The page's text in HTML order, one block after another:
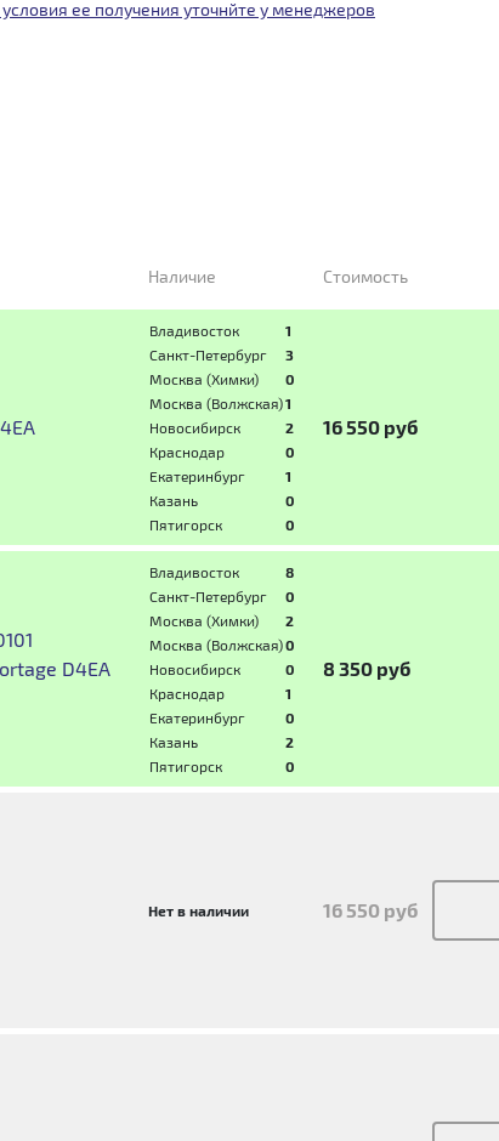
ее получения уточнйте у менеджеров
Наличие Стоимость
Владивосток
1
Санкт-Петербург
3
Москва (Химки)
0
Москва (Волжская)1
Новосибирск
2
Краснодар
0
Екатеринбург
1
Казань
0
Пятигорск
0
16 550 руб
D4EA
Владивосток
8
Санкт-Петербург
0
Москва (Химки)
2
Москва (Волжская)0
Новосибирск
0
Краснодар
1
Екатеринбург
0
Казань
2
Пятигорск
0
8 350 руб
Нет в наличии 16 550 руб